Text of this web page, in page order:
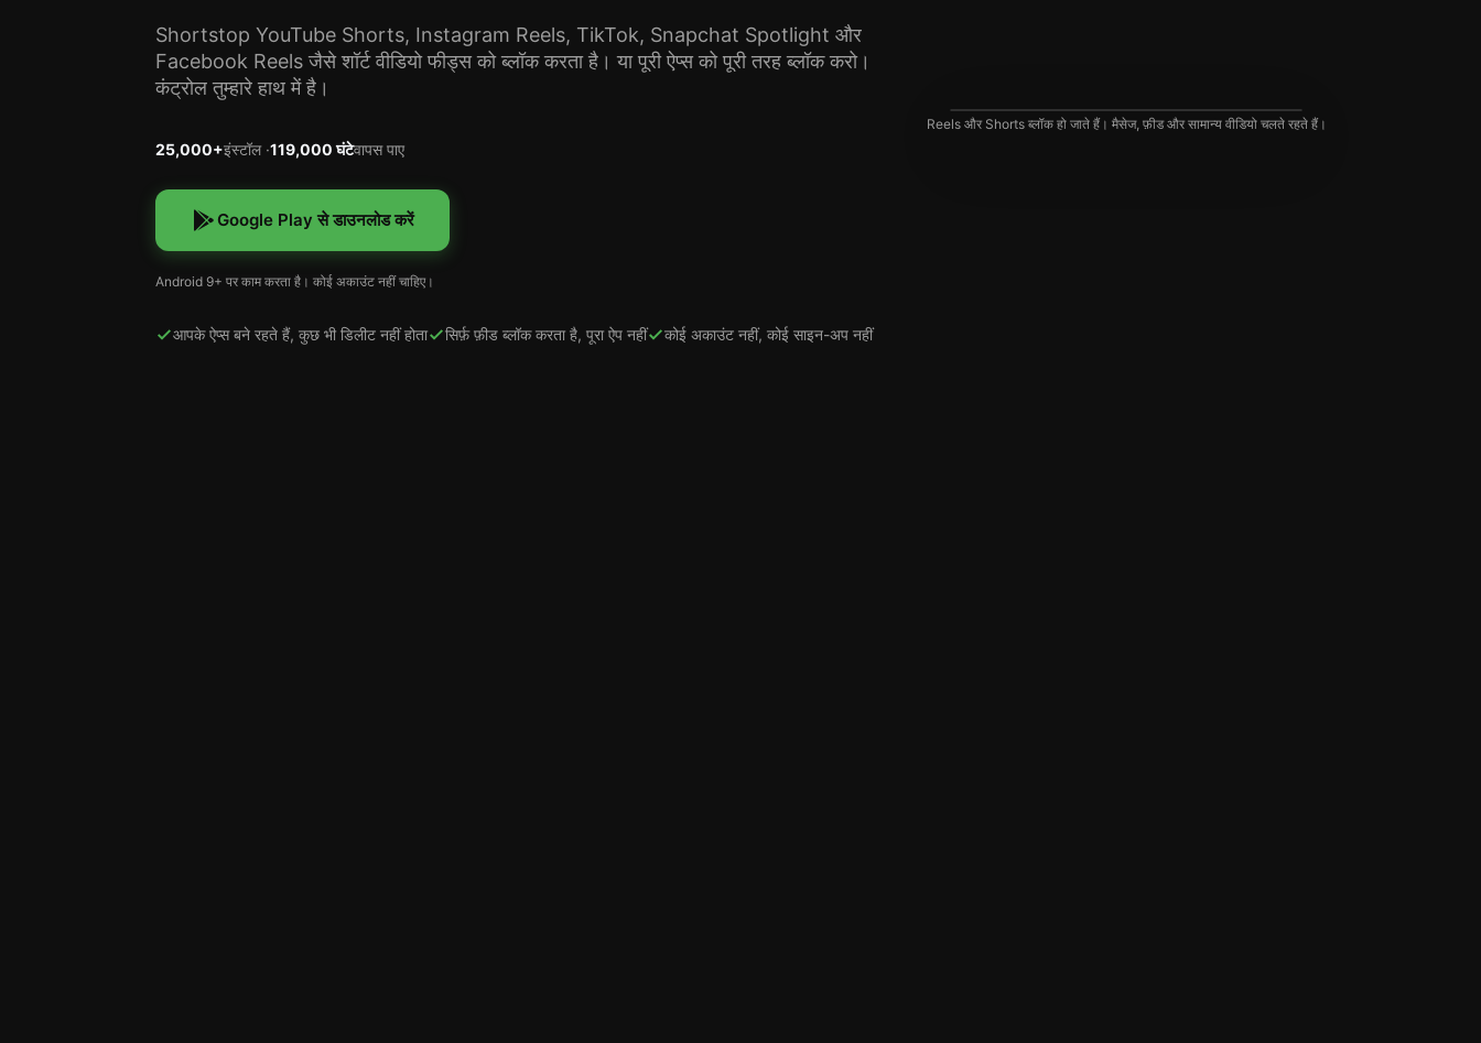
Shortstop YouTube Shorts, Instagram Reels, TikTok, Snapchat Spotlight और
Facebook Reels जैसे शॉर्ट वीडियो फीड्स को ब्लॉक करता है। या पूरी ऐप्स को पूरी तरह ब्लॉक करो।
कंट्रोल तुम्हारे हाथ में है।
25,000+इंस्टॉल ·119,000 घंटेवापस पाए
Google Play से डाउनलोड करें
Android 9+ पर काम करता है। कोई अकाउंट नहीं चाहिए।
आपके ऐप्स बने रहते हैं, कुछ भी डिलीट नहीं होता सिर्फ़ फ़ीड ब्लॉक करता है, पूरा ऐप नहीं कोई अकाउंट नहीं, कोई साइन-अप नहीं
Reels और Shorts ब्लॉक हो जाते हैं। मैसेज, फ़ीड और सामान्य वीडियो चलते रहते हैं।